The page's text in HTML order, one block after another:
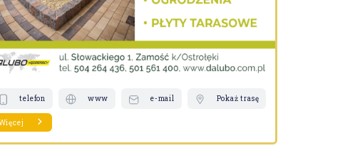
telefon www e-mail Pokaż trasę